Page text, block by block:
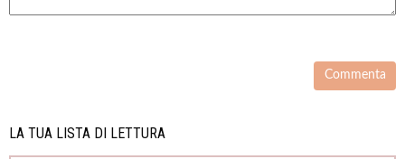
LA TUA LISTA DI LETTURA